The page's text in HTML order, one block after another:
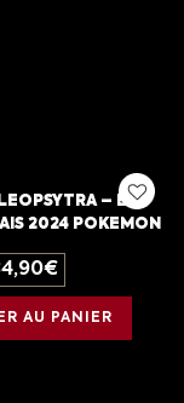
– EB9
2024 POKEMON
€
AU PANIER